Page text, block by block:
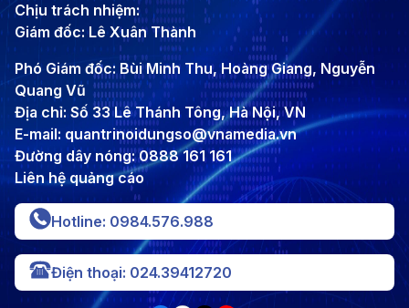
Chịu trách nhiệm:
Giám đốc: Lê Xuân Thành
Phó Giám đốc: Bùi Minh Thu, Hoàng Giang, Nguyễn
Quang Vũ
Địa chỉ: Số 33 Lê Thánh Tông, Hà Nội, VN
E-mail: quantrinoidungso@vnamedia.vn
Đường dây nóng: 0888 161 161
Liên hệ quảng cáo
Hotline: 0984.576.988
Điện thoại: 024.39412720